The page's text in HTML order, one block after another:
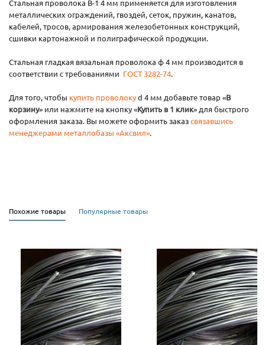
Стальная проволока В-1 4 мм применяется для изготовления
металлических ограждений, гвоздей, сеток, пружин, канатов,
кабелей, тросов, армирования железобетонных конструкций,
сшивки картонажной и полиграфической продукции.
Стальная гладкая вязальная проволока ф 4 мм производится в
соответствии с требованиями ГОСТ 3282-74.
Для того, чтобы купить проволокуd 4 мм добавьте товар «В
корзину» или нажмите на кнопку «Купить в 1 клик» для быстрого
оформления заказа. Вы можете оформить заказсвязавшись
менеджерами металлобазы «Аксвил».
Похожие товары Популярные товары